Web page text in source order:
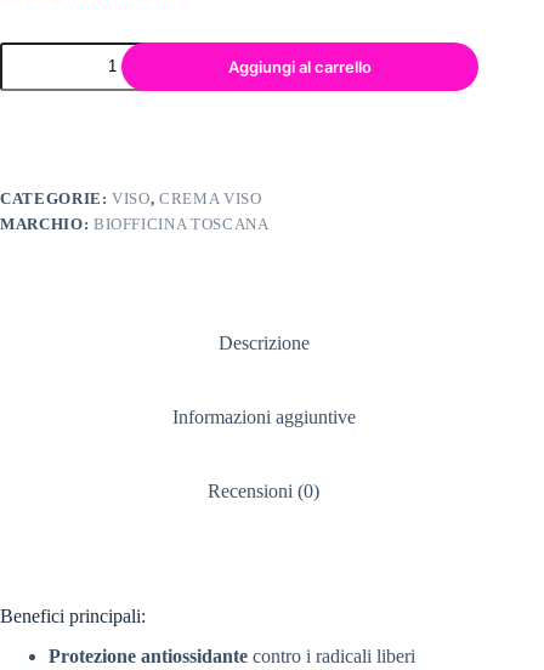
Aggiungi al carrello
CATEGORIE:VISO,CREMA VISO
MARCHIO: BIOFFICINA TOSCANA
Descrizione
Informazioni aggiuntive
Recensioni (0)
Benefici principali:
Protezione antiossidante contro i radicali liberi